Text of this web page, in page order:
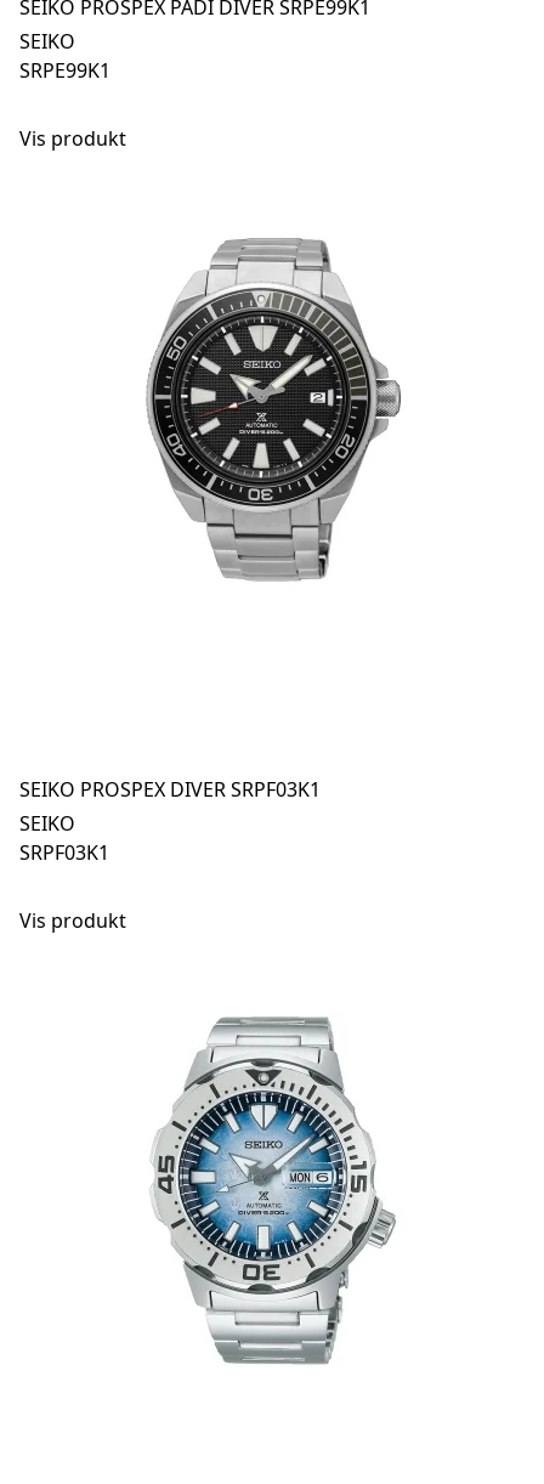
SEIKO PROSPEX PADI DIVER SRPE99K1
SEIKO
SRPE99K1
Vis produkt
SEIKO PROSPEX DIVER SRPF03K1
SEIKO
SRPF03K1
Vis produkt